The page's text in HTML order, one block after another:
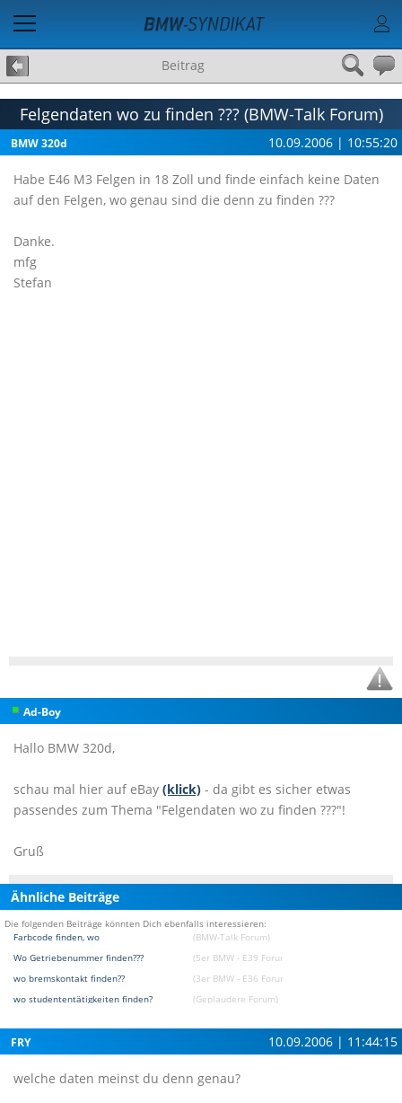
Beitrag
Felgendaten wo zu finden ??? (BMW-Talk Forum)
BMW 320d 10.09.2006 | 10:55:20
Habe E46 M3 Felgen in 18 Zoll und finde einfach keine Daten
auf den Felgen, wo genau sind die denn zu finden ???
Danke.
mfg
Stefan
Ad-Boy
Hallo BMW 320d,
schau mal hier auf eBay (klick) - da gibt es sicher etwas
passendes zum Thema "Felgendaten wo zu finden ???"!
Gruß
Ähnliche Beiträge
Die folgenden Beiträge könnten Dich ebenfalls interessieren:
Farbcode finden, wo
(BMW-Talk Forum)
Wo Getriebenummer finden???
(5er BMW - E39 Forum)
wo bremskontakt finden??
(3er BMW - E36 Forum)
wo studententätigkeiten finden?
(Geplaudere Forum)
FRY 10.09.2006 | 11:44:15
welche daten meinst du denn genau?